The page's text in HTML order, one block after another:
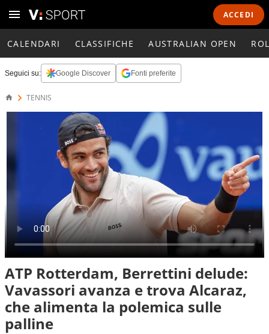
ACCEDI
CALENDARI CLASSIFICHE AUSTRALIAN OPEN
Seguici su: Google Discover Fonti preferite
TENNIS
ATP Rotterdam, Berrettini delude:
Vavassori avanza e trova Alcaraz,
che alimenta la polemica sulle
palline